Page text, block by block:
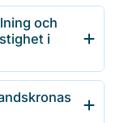
och
i